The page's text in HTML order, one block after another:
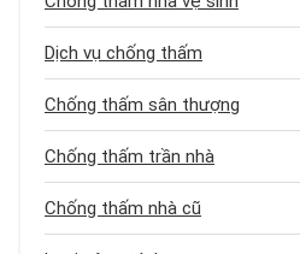
Dịch vụ chống thấm
Chống thấm sân thượng
Chống thấm trần nhà
Chống thấm nhà cũ